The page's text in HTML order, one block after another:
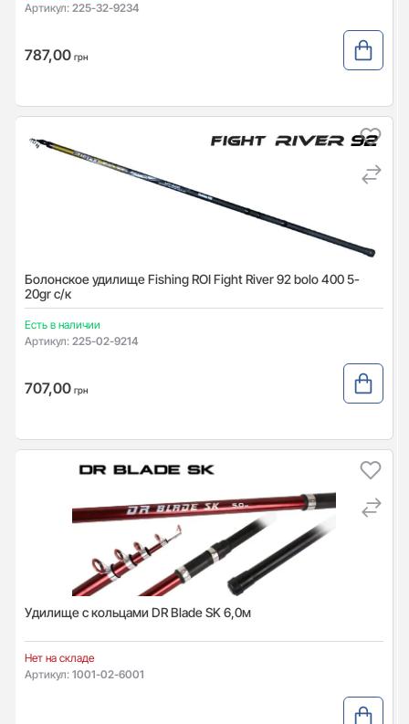
Артикул: 225-32-9234
787,00 грн
Болонское удилище Fishing ROI Fight River 92 bolo 400 5-
20gr с/к
Есть в наличии
Артикул: 225-02-9214
707,00 грн
Удилище с кольцами DR Blade SK 6,0м
Нет на складе
Артикул: 1001-02-6001